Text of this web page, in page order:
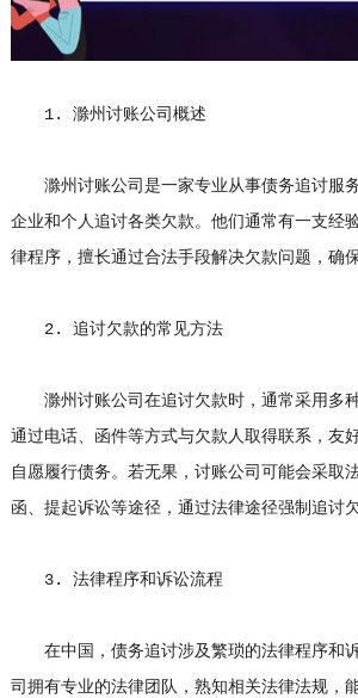
1. 滁州讨账公司概述
滁州讨账公司是一家专业从事债务追讨服
企业和个人追讨各类欠款。他们通常有一支经
律程序，擅长通过合法手段解决欠款问题，确
2. 追讨欠款的常见方法
滁州讨账公司在追讨欠款时，通常采用多
通过电话、函件等方式与欠款人取得联系，友
自愿履行债务。若无果，讨账公司可能会采取
函、提起诉讼等途径，通过法律途径强制追讨欠
3. 法律程序和诉讼流程
在中国，债务追讨涉及繁琐的法律程序和
司拥有专业的法律团队，熟知相关法律法规，